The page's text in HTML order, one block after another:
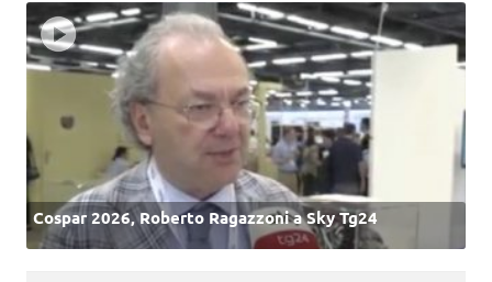
Cospar 2026, Roberto Ragazzoni a Sky Tg24